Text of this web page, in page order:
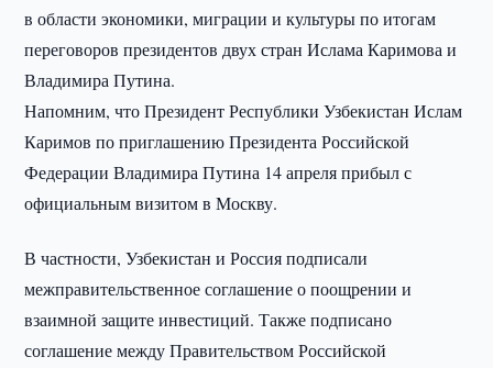
в области экономики, миграции и культуры по итогам
переговоров президентов двух стран Ислама Каримова и
Владимира Путина.
Напомним, что Президент Республики Узбекистан Ислам
Каримов по приглашению Президента Российской
Федерации Владимира Путина 14 апреля прибыл с
официальным визитом в Москву.
В частности, Узбекистан и Россия подписали
межправительственное соглашение о поощрении и
взаимной защите инвестиций. Также подписано
соглашение между Правительством Российской